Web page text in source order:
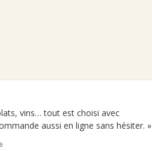
vins… tout est choisi avec
aussi en ligne sans hésiter. »